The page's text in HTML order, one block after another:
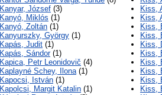
Kanyar, József (3)
Kanyó, Miklós (1)
Kanyó, Zoltán (1)
Kanyurszky, György (1)
Kapás, Judit (1)
Kapás, Sándor(1)
Kapica, Petr Leonidovič (4)
Kaplayné Schey, Ilona(1)
Kapocsi, István (1)
Kapolcsi, Margit Katalin (1)
Kiss,
Kiss,
Kiss,
Kiss,
Kiss,
Kiss,
Kiss,
Kiss,
Kiss,
Kiss,